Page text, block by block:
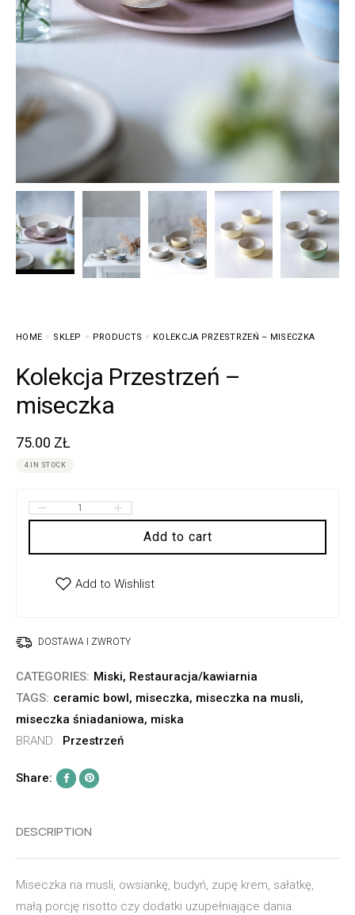
HOME SKLEP PRODUCTS KOLEKCJA PRZESTRZEŃ – MISECZKA
Kolekcja Przestrzeń –
miseczka
75.00 ZŁ
4 IN STOCK
Add to cart
DOSTAWA I ZWROTY
CATEGORIES: Miski, Restauracja/kawiarnia
TAGS: ceramic bowl , miseczka, miseczka na musli,
miseczka śniadaniowa, miska
BRAND:
Przestrzeń
Share:
DESCRIPTION
Miseczka na musli, owsiankę, budyń, zupę krem, sałatkę,
małą porcję risotto czy dodatki uzupełniające dania.